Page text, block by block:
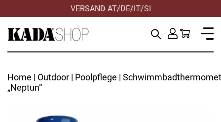
VERSAND AT/DE/IT/SI
Home | Outdoor | Poolpflege |
„Neptun“